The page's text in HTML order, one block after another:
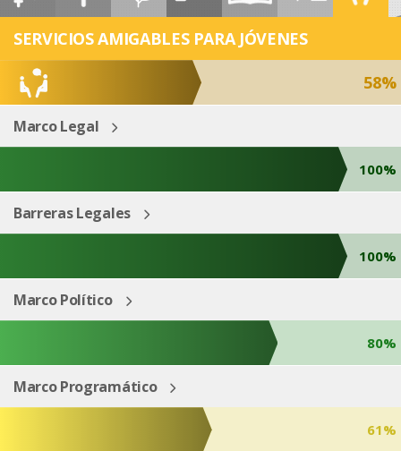
ESP ENG
SERVICIOS AMIGABLES PARA JÓVENES
58%
Marco Legal
100%
Barreras Legales
100%
Marco Político
80%
Marco Programático
61%